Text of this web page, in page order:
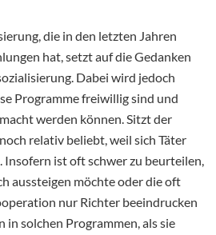
die in den letzten Jahren
hat, setzt auf die Gedanken
Dabei wird jedoch
Programme freiwillig sind und
werden können. Sitzt der
relativ beliebt, weil sich Täter
ist oft schwer zu beurteilen,
aussteigen möchte oder die oft
nur Richter beeindrucken
in solchen Programmen, als sie